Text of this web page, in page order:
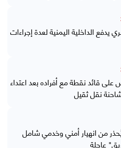
الداخلية اليمنية لعدة إجراءات
قائد نقطة مع أفراده بعد اعتداء
نقل ثقيل
من انهيار أمني وخدمي شامل
عاجلة